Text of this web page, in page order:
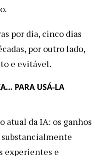
por dia, cinco dias
por outro lado,
e evitável.
PARA USÁ-LA
atual da IA: os ganhos
experientes e